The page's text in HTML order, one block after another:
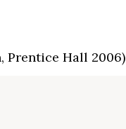
Prentice Hall 2006)